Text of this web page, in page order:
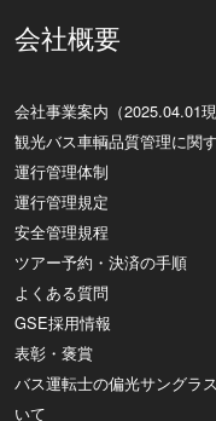
会社概要
会社事業案内（2025.04.01現
観光バス車輌品質管理に関
運行管理体制
運行管理規定
安全管理規程
ツアー予約・決済の手順
よくある質問
GSE採用情報
表彰・褒賞
バス運転士の偏光サングラ
いて